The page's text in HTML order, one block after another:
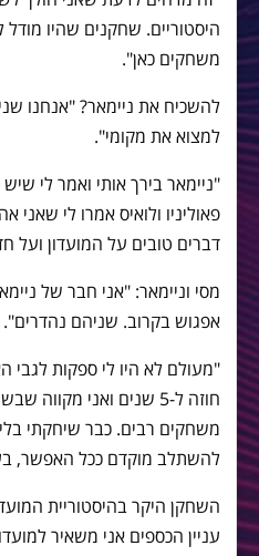
היסטוריים. שחקנים שהיו מודל
משחקים כאן".
להשכיח את ניימאר? "אנחנו
למצוא את מקומי".
"ניימאר בירך אותי ואמר לי
פאוליניו ולואיס אמרו לי שאני
דברים טובים על המועדון
מסי וניימאר: "אני חבר של
אפגוש בקרוב. שניהם נהדרים".
"מעולם לא היו לי ספקות לגבי
חוזה ל-5 שנים ואני
משחקים רבים. כבר שיחקתי
להשתלב מוקדם ככל האפשר,
השחקן היקר בהיסטוריית
עניין הכספים אני משאיר